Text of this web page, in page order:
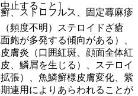
止すること］。
頻度不明）ステロイドざ瘡
皰が多発する傾向がある）、
膚炎（口囲紅斑、顔面全体紅
、鱗屑を生じる）、ステロイ
張）、魚鱗癬様皮膚変化、紫
連用によりあらわれることが
、ストロフルス、固定蕁麻疹